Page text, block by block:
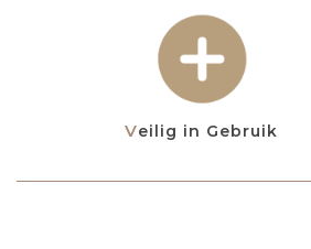
Veilig in Gebruik